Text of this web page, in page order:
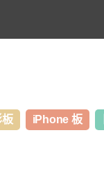
板 iPhone 板